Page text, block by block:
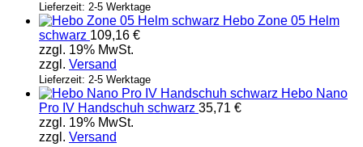
Lieferzeit: 2-5 Werktage
Hebo Zone 05 Helm
schwarz 109,16 €
zzgl. 19% MwSt.
zzgl. Versand
Lieferzeit: 2-5 Werktage
Hebo Nano
Pro IV Handschuh schwarz 35,71 €
zzgl. 19% MwSt.
zzgl. Versand